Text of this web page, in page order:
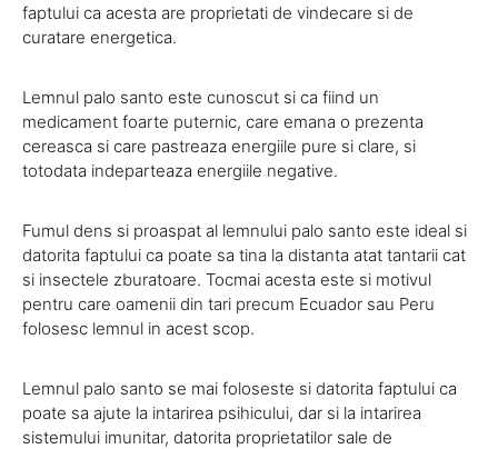
faptului ca acesta are proprietati de vindecare si de
curatare energetica.
Lemnul palo santo este cunoscut si ca fiind un
medicament foarte puternic, care emana o prezenta
cereasca si care pastreaza energiile pure si clare, si
totodata indeparteaza energiile negative.
Fumul dens si proaspat al lemnului palo santo este ideal si
datorita faptului ca poate sa tina la distanta atat tantarii cat
si insectele zburatoare. Tocmai acesta este si motivul
pentru care oamenii din tari precum Ecuador sau Peru
folosesc lemnul in acest scop.
Lemnul palo santo se mai foloseste si datorita faptului ca
poate sa ajute la intarirea psihicului, dar si la intarirea
sistemului imunitar, datorita proprietatilor sale de